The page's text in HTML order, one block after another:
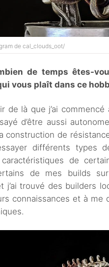
de cal_clouds_oot/
de temps êtes-
vous plaît dans ce
de là que j’ai
d’être aussi
construction de
différents types
de
de mes builds
j’ai trouvé des builders
connaissances et à